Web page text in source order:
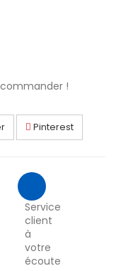
!
Pinterest
Service
client
à
votre
écoute